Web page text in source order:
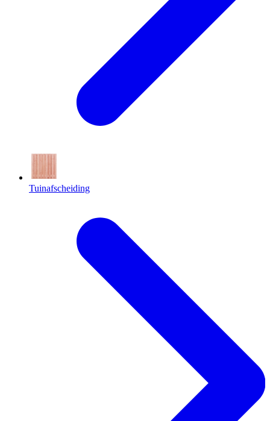
Tuinafscheiding